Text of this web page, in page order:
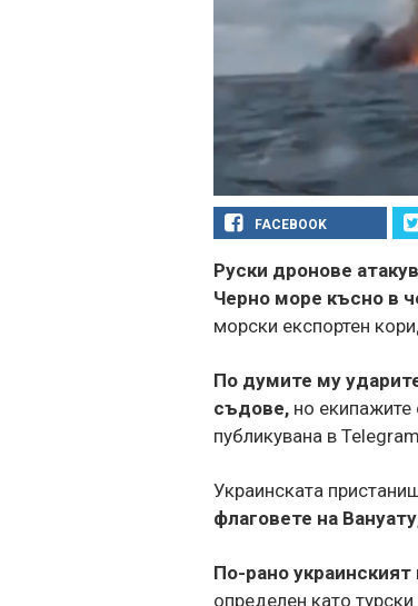
FACEBOOK
Руски дронове
Черно море късно в
морски експортен
По думите му
съдове, но
публикувана в
Украинската
флаговете на
По-рано
определен като